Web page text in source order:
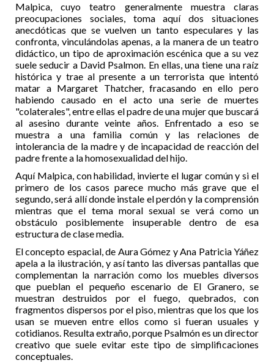
Malpica, cuyo teatro generalmente muestra claras
preocupaciones sociales, toma aquí dos situaciones
anecdóticas que se vuelven un tanto especulares y las
confronta, vinculándolas apenas, a la manera de un teatro
didáctico, un tipo de aproximación escénica que a su vez
suele seducir a David Psalmon. En ellas, una tiene una raíz
histórica y trae al presente a un terrorista que intentó
matar a Margaret Thatcher, fracasando en ello pero
habiendo causado en el acto una serie de muertes
"colaterales", entre ellas el padre de una mujer que buscará
al asesino durante veinte años. Enfrentado a eso se
muestra a una familia común y las relaciones de
intolerancia de la madre y de incapacidad de reacción del
padre frente a la homosexualidad del hijo.
Aquí Malpica, con habilidad, invierte el lugar común y si el
primero de los casos parece mucho más grave que el
segundo, será allí donde instale el perdón y la comprensión
mientras que el tema moral sexual se verá como un
obstáculo posiblemente insuperable dentro de esa
estructura de clase media.
El concepto espacial, de Aura Gómez y Ana Patricia Yáñez
apela a la ilustración, y así tanto las diversas pantallas que
complementan la narración como los muebles diversos
que pueblan el pequeño escenario de El Granero, se
muestran destruidos por el fuego, quebrados, con
fragmentos dispersos por el piso, mientras que los que los
usan se mueven entre ellos como si fueran usuales y
cotidianos. Resulta extraño, porque Psalmón es un director
creativo que suele evitar este tipo de simplificaciones
conceptuales.